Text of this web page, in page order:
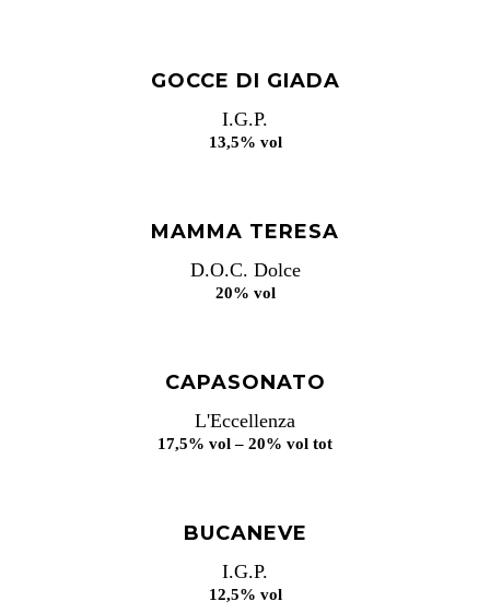
GOCCE DI GIADA
I.G.P.
13,5% vol
MAMMA TERESA
D.O.C. Dolce
20% vol
CAPASONATO
L'Eccellenza
17,5% vol – 20% vol tot
BUCANEVE
I.G.P.
12,5% vol